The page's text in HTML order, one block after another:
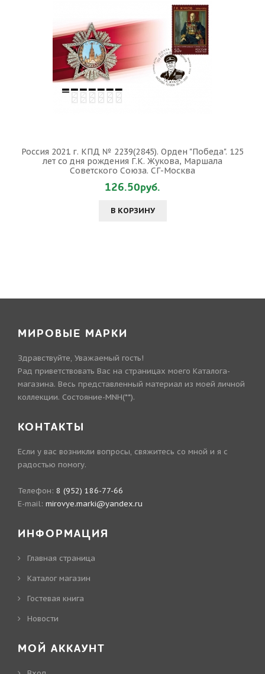
Россия 2021 г. КПД № 2239(2845). Орден "Победа". 125
лет со дня рождения Г.К. Жукова, Маршала
Советского Союза. СГ-Москва
126.50руб.
В КОРЗИНУ
МИРОВЫЕ МАРКИ
Здравствуйте, Уважаемый гость!
Рад приветствовать Вас на страницах моего Каталога-
магазина. Весь представленный материал из моей личной
коллекции. Состояние-MNH(**).
КОНТАКТЫ
Если у вас возникли вопросы, свяжитесь со мной и я с
радостью помогу.
Телефон: 8 (952) 186-77-66
E-mail: mirovye.marki@yandex.ru
ИНФОРМАЦИЯ
Главная страница
Каталог магазин
Гостевая книга
Новости
МОЙ АККАУНТ